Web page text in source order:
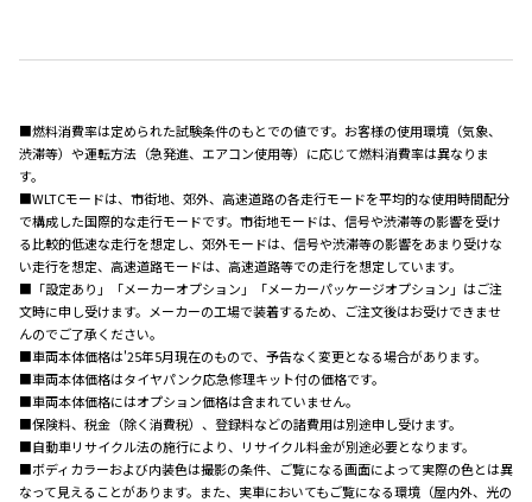
■燃料消費率は定められた試験条件のもとでの値です。お客様の使用環境（気象、
渋滞等）や運転方法（急発進、エアコン使用等）に応じて燃料消費率は異なりま
す。
■WLTCモードは、市街地、郊外、高速道路の各走行モードを平均的な使用時間配分
で構成した国際的な走行モードです。市街地モードは、信号や渋滞等の影響を受け
る比較的低速な走行を想定し、郊外モードは、信号や渋滞等の影響をあまり受けな
い走行を想定、高速道路モードは、高速道路等での走行を想定しています。
■「設定あり」「メーカーオプション」「メーカーパッケージオプション」はご注
文時に申し受けます。メーカーの工場で装着するため、ご注文後はお受けできませ
んのでご了承ください。
■車両本体価格は'25年5月現在のもので、予告なく変更となる場合があります。
■車両本体価格はタイヤパンク応急修理キット付の価格です。
■車両本体価格にはオプション価格は含まれていません。
■保険料、税金（除く消費税）、登録料などの諸費用は別途申し受けます。
■自動車リサイクル法の施行により、リサイクル料金が別途必要となります。
■ボディカラーおよび内装色は撮影の条件、ご覧になる画面によって実際の色とは異
なって見えることがあります。また、実車においてもご覧になる環境（屋内外、光の